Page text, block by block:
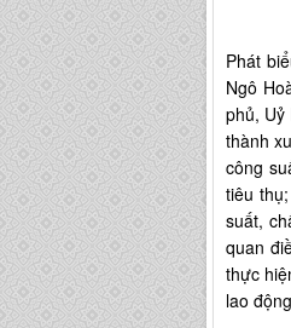
Phát
Ngô
phủ,
thành
công
tiêu
suất,
quan
thực
lao